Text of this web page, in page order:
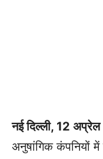
नई दिल्ली, 12
अनुषांगिक कंपनियों में